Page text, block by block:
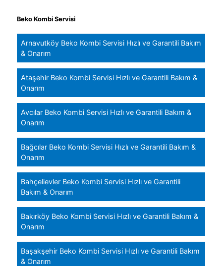
Beko Kombi Servisi
Arnavutköy Beko Kombi Servisi Hızlı ve Garantili Bakım
& Onarım
Ataşehir Beko Kombi Servisi Hızlı ve Garantili Bakım &
Onarım
Avcılar Beko Kombi Servisi Hızlı ve Garantili Bakım &
Onarım
Bağcılar Beko Kombi Servisi Hızlı ve Garantili Bakım &
Onarım
Bahçelievler Beko Kombi Servisi Hızlı ve Garantili
Bakım & Onarım
Bakırköy Beko Kombi Servisi Hızlı ve Garantili Bakım &
Onarım
Başakşehir Beko Kombi Servisi Hızlı ve Garantili Bakım
& Onarım